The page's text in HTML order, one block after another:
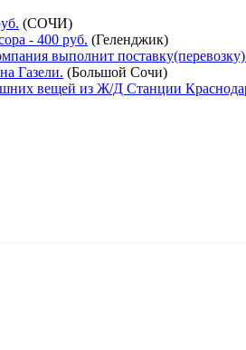
(СОЧИ)
- 400 руб. (Геленджик)
выполнит
Газели. (Большой Сочи)
вещей из Ж/Д Станции